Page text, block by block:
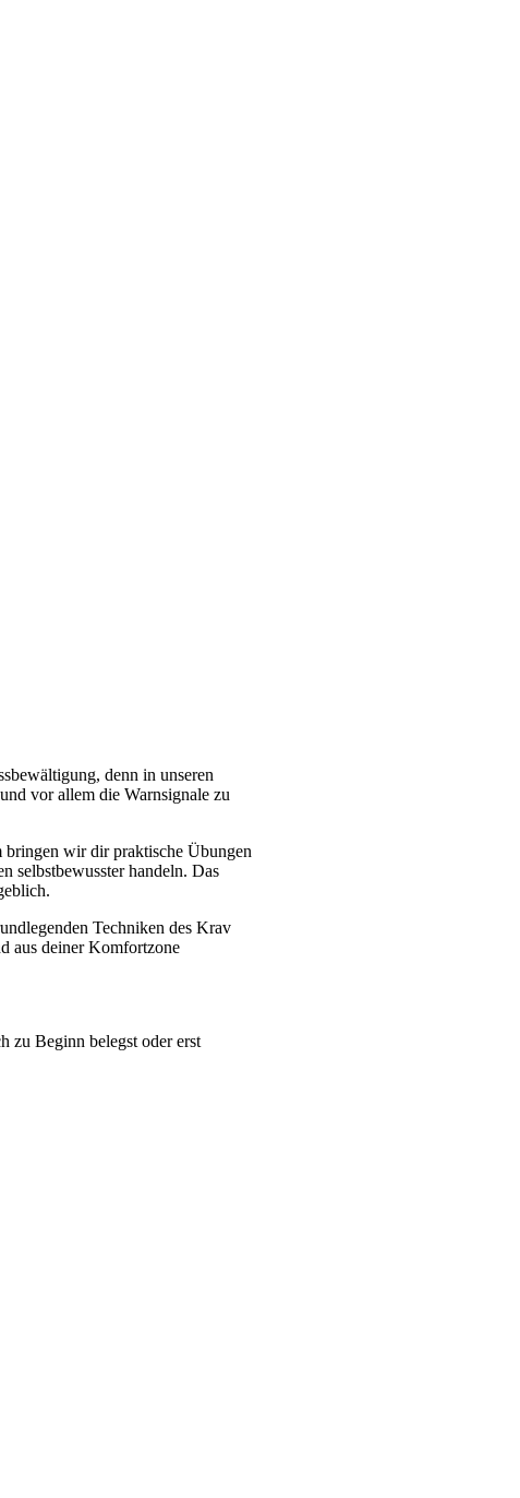
denn in unseren
vor allem die Warnsignale zu
bringen wir dir praktische Übungen
selbstbewusster handeln. Das
Techniken des Krav
aus deiner Komfortzone
zu Beginn belegst oder erst